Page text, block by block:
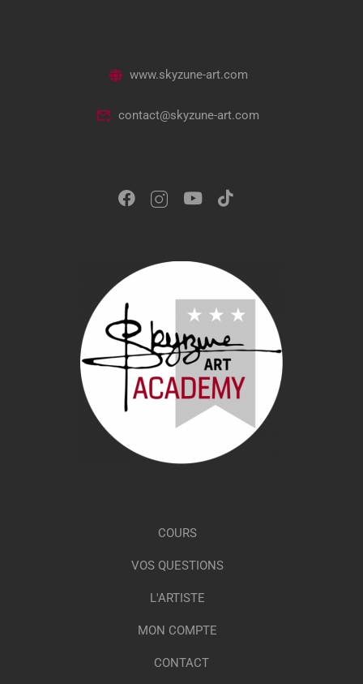
www.skyzune-art.com
contact@skyzune-art.com
COURS
VOS QUESTIONS
L'ARTISTE
MON COMPTE
CONTACT